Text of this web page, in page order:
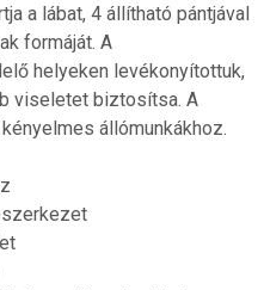
a lábat, 4 állítható pántjával
formáját. A
helyeken levékonyítottuk,
viseletet biztosítsa. A
állómunkákhoz.